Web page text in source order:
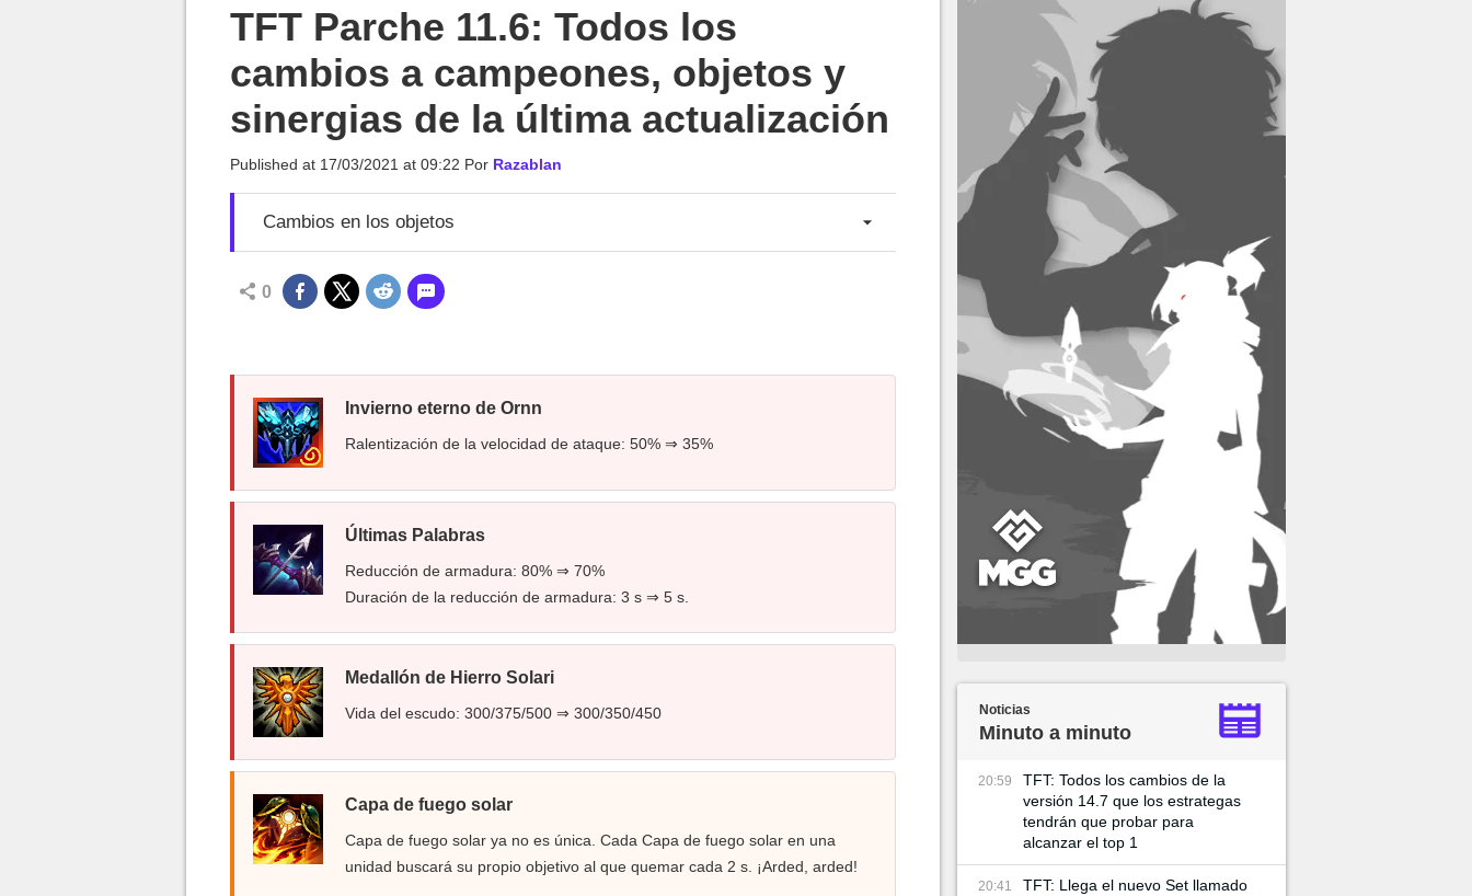
TFT Parche 11.6: Todos los
cambios a campeones, objetos y
sinergias de la última actualización
Published at 17/03/2021 at 09:22 Por Razablan
Cambios en los objetos
0
Invierno eterno de Ornn
Ralentización de la velocidad de ataque: 50% ⇒ 35%
Últimas Palabras
Reducción de armadura: 80% ⇒ 70%
Duración de la reducción de armadura: 3 s ⇒ 5 s.
Medallón de Hierro Solari
Vida del escudo: 300/375/500 ⇒ 300/350/450
Capa de fuego solar
Capa de fuego solar ya no es única. Cada Capa de fuego solar en una
unidad buscará su propio objetivo al que quemar cada 2 s. ¡Arded, arded!
Noticias
Minuto a minuto
20:59
TFT: Todos los cambios de la
versión 14.7 que los estrategas
tendrán que probar para
alcanzar el top 1
20:41
TFT: Llega el nuevo Set llamado